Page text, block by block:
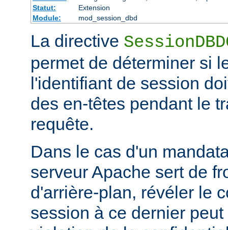
Statut:
Extension
Module:
mod_session_dbd
La directive
permet de déterminer si
l'identifiant de session
des en-têtes pendant le
requête.
Dans le cas d'un
serveur Apache sert de
d'arrière-plan, révéler le
session à ce dernier